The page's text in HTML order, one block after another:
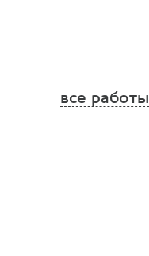
все работы